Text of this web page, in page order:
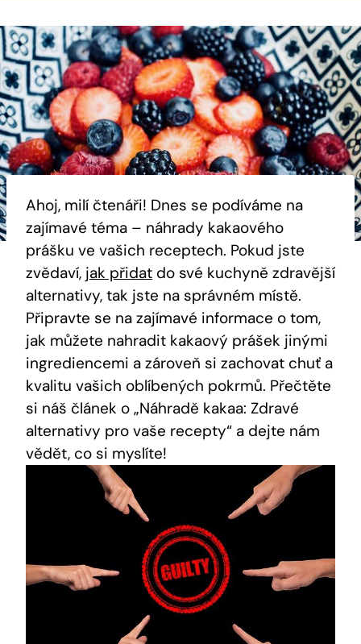
Ahoj, milí čtenáři! Dnes se ​podíváme na
⁢zajímavé⁣ téma – náhrady kakaového
prášku ​ve​ vašich receptech. Pokud jste
zvědaví, jak přidat do své kuchyně zdravější
alternativy, tak jste na správném místě.
‌Připravte se na zajímavé⁤ informace o tom,
jak můžete nahradit kakaový ⁣prášek jinými
ingrediencemi ‌a zároveň si ‌zachovat ⁢chuť a
kvalitu vašich‍ oblíbených pokrmů. Přečtěte
si náš‍ článek o „Náhradě kakaa: Zdravé
alternativy pro vaše ‌recepty“ ‌a dejte nám
vědět, co‍ si myslíte!